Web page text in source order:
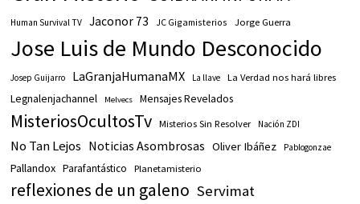
Human Survival TV Jaconor 73 JC Gigamisterios Jorge Guerra
Jose Luis de Mundo Desconocido
Josep Guijarro LaGranjaHumanaMX La llave La Verdad nos hará libres
Legnalenjachannel Melvecs Mensajes Revelados
MisteriosOcultosTv Misterios Sin Resolver Nación ZDI
No Tan Lejos Noticias Asombrosas Oliver Ibáñez Pablogonzae
Pallandox Parafantástico Planetamisterio
reflexiones de un galeno Servimat